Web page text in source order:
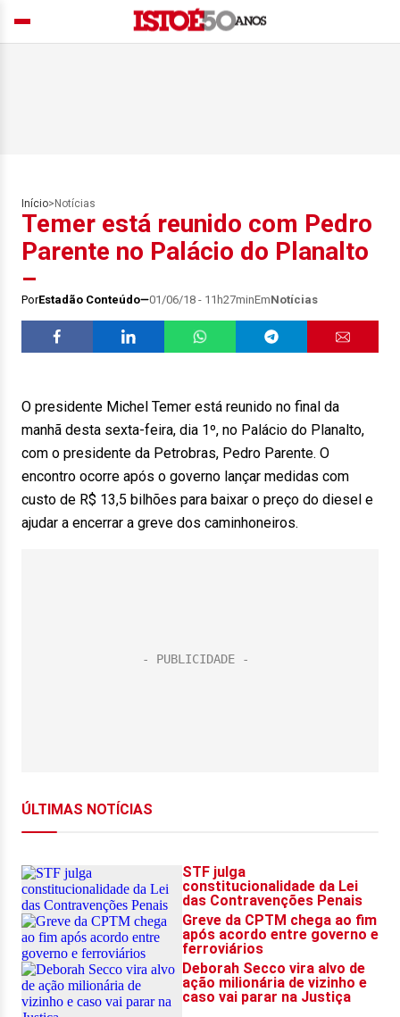
Início> Notícias
Temer está reunido com Pedro
Parente no Palácio do Planalto
–
PorEstadão Conteúdo 01/06/18 - 11h27minEmNotícias
O presidente Michel Temer está reunido no final da
manhã desta sexta-feira, dia 1º, no Palácio do Planalto,
com o presidente da Petrobras, Pedro Parente. O
encontro ocorre após o governo lançar medidas com
custo de R$ 13,5 bilhões para baixar o preço do diesel e
ajudar a encerrar a greve dos caminhoneiros.